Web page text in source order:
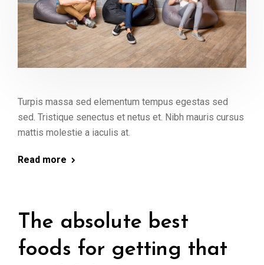
Turpis massa sed elementum tempus egestas sed
sed. Tristique senectus et netus et. Nibh mauris cursus
mattis molestie a iaculis at.
Read more
The absolute best
foods for getting that